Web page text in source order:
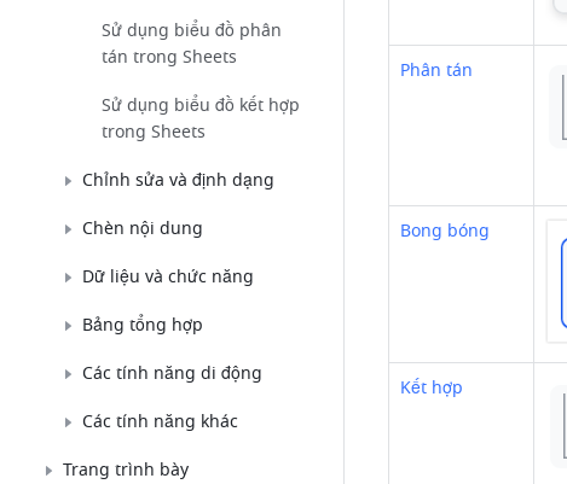
Sử dụng biểu đồ phân
tán trong Sheets
Sử dụng biểu đồ kết hợp
trong Sheets
Chỉnh sửa và định dạng
Chèn nội dung
Dữ liệu và chức năng
Bảng tổng hợp
Các tính năng di động
Các tính năng khác
Trang trình bày
Phân tán
Bong bóng
Kết hợp